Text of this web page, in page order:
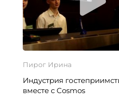
Пирог Ирина
Индустрия
вместе с Cosmos